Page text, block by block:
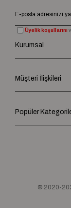
Üyelik koşullarını
Kurumsal
Müşteri İlişkileri
Popüler
© 2020-